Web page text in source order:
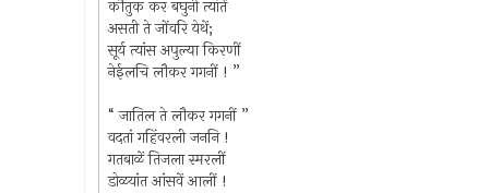
कौतुक कर बघुनी त्यांतें
असती ते जोंवरि येथें;
सूर्य त्यांस अपुल्या किरणीं
नेईलचि लौकर गगनीं ! ”
“ जातिल ते लौकर गगनीं ”
वदतां गहिंवरली जननि !
गतबाळें तिजला स्मरलीं
डोळयांत आंसवें आलीं !